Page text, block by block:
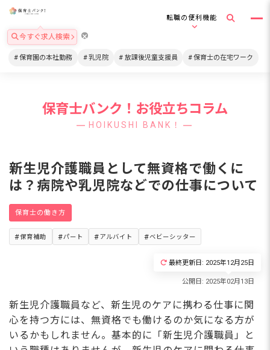
転職の便利機能
今すぐ求人検索
保育園の本社勤務 乳児院 放課後児童支援員 保育士の在宅ワーク
保育士バンク！お役立ちコラム
HOIKUSHI BANK！
新生児介護職員として無資格で働くに
は？病院や乳児院などでの仕事について
保育士の働き方
保育補助 パート アルバイト ベビーシッター
最終更新日: 2025年12月25日
新生児介護職員など、新生児のケアに携わる仕事に関
心を持つ方には、無資格でも働けるのか気になる方が
いるかもしれません。基本的に「新生児介護職員」と